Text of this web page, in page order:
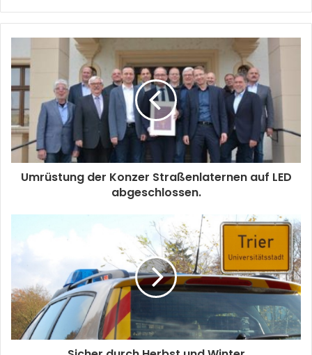
Umrüstung der Konzer Straßenlaternen auf LED
abgeschlossen.